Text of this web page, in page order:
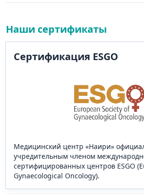
Наши сертификаты
Сертификация ESGO
Медицинский центр «Наири»
учредительным членом
сертифицированных центров ESGO
Gynaecological Oncology).